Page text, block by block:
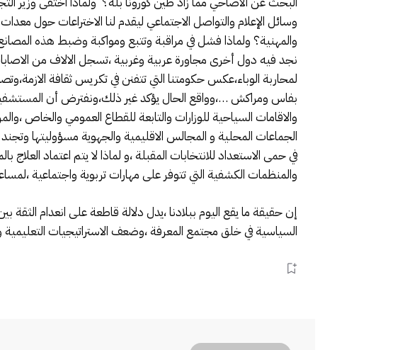
وسائل الإعلام والتواصل الاجتماعي ليقدم لنا الاختراعات حول
والمهنية؟ ولماذا فشل في مراقبة وتتبع ومواكبة وضبط هذه
نجد فيه دول أخرى مجاورة عربية وغربية ،تسجل الالاف من
لمحاربة الوباء،عكس حكومتنا التي تتفنن في تكريس ثقافة
بفاس ومراكش …،وواقع الحال يؤكد غير ذلك،ونفترض أن
والاقامات السياحية للوزارات والتابعة للقطاع العمومي والخاص
الجماعات المحلية و المجالس الاقليمية والجهوية مسؤوليتها
في حمى الاستعداد للانتخابات المقبلة ،و لماذا لا يتم اعتماد
والمنظمات الكشفية التي تتوفر على مهارات تربوية واجتماعية
إن حقيقة ما يقع اليوم ببلادنا ،يدل دلالة قاطعة على انعدام
السياسية في خلق مجتمع المعرفة ،وضعف الاستراتيجيات